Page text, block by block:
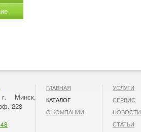
г. Минск,
228
ГЛАВНАЯ
КАТАЛОГ
О КОМПАНИИ
УСЛУГИ
СЕРВИС
НОВОСТИ
СТАТЬИ